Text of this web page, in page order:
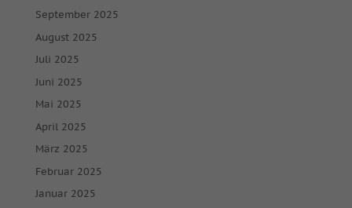
September 2025
August 2025
Juli 2025
Juni 2025
Mai 2025
April 2025
März 2025
Februar 2025
Januar 2025